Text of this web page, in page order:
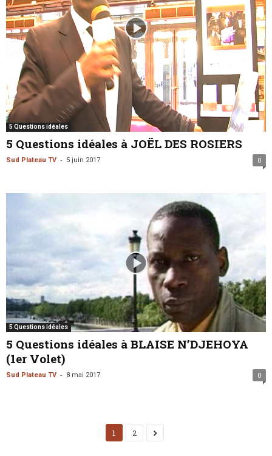
5 Questions idéales
5 Questions idéales à JOËL DES ROSIERS
Sud Plateau TV - 5 juin 2017 0
5 Questions idéales
5 Questions idéales à BLAISE N’DJEHOYA
(1er Volet)
Sud Plateau TV - 8 mai 2017 0
1 2